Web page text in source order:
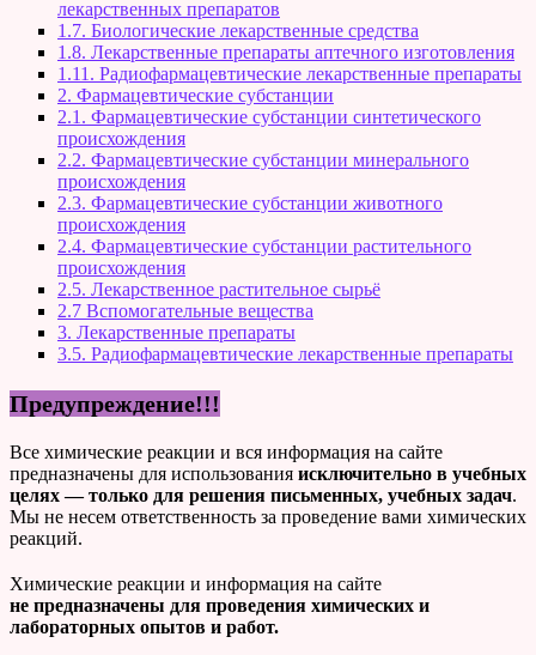
лекарственных препаратов
1.7. Биологические лекарственные средства
1.8. Лекарственные препараты аптечного изготовления
1.11. Радиофармацевтические лекарственные препараты
2. Фармацевтические субстанции
2.1. Фармацевтические субстанции синтетического
происхождения
2.2. Фармацевтические субстанции минерального
происхождения
2.3. Фармацевтические субстанции животного
происхождения
2.4. Фармацевтические субстанции растительного
происхождения
2.5. Лекарственное растительное сырьё
2.7 Вспомогательные вещества
3. Лекарственные препараты
3.5. Радиофармацевтические лекарственные препараты
Предупреждение!!!
Все химические реакции и вся информация на сайте
предназначены для использования исключительно в учебных
целях — только для решения письменных, учебных задач.
Мы не несем ответственность за проведение вами химических
реакций.
Химические реакции и информация на сайте
не предназначены для проведения химических и
лабораторных опытов и работ.